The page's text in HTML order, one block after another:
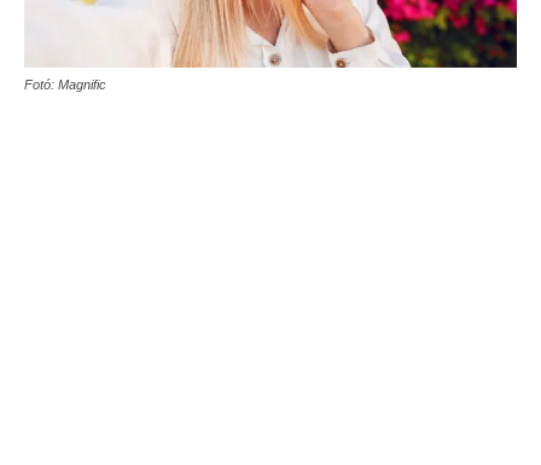
Fotó: Magnific